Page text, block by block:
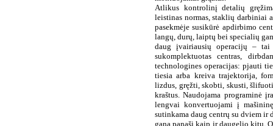
Atlikus kontrolinį detalių
leistinas normas, staklių darbiniai
pasekmėje susikūrė apdirbimo
langų, durų, laiptų bei specialių
daug įvairiausių operacijų – tai
sukomplektuotas centras,
technologines operacijas: pjauti
tiesia arba kreiva trajektorija,
lizdus, gręžti, skobti, skusti,
kraštus. Naudojama programinė
lengvai konvertuojami į
sutinkama daug centrų su dviem ir
gana panaši kaip ir daugelio kitų.